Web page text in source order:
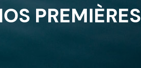
PREMIÈRES